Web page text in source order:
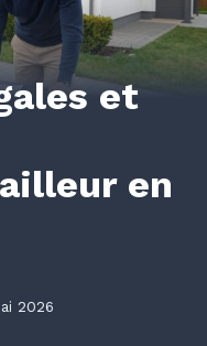
et
en
2026